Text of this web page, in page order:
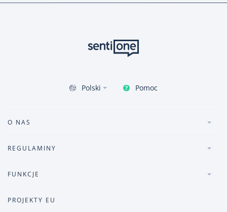
Polski Pomoc
O NAS
REGULAMINY
FUNKCJE
PROJEKTY EU